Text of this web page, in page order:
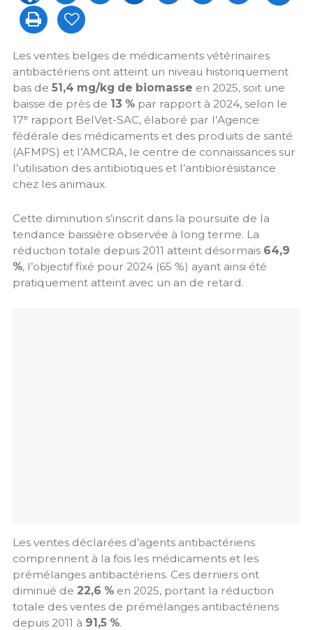
Les ventes belges de médicaments vétérinaires
antibactériens ont atteint un niveau historiquement
bas de 51,4 mg/kg de biomasse en 2025, soit une
baisse de près de 13 % par rapport à 2024, selon le
17e rapport BelVet-SAC, élaboré par l’Agence
fédérale des médicaments et des produits de santé
(AFMPS) et l’AMCRA, le centre de connaissances sur
l’utilisation des antibiotiques et l’antibiorésistance
chez les animaux.
Cette diminution s’inscrit dans la poursuite de la
tendance baissière observée à long terme. La
réduction totale depuis 2011 atteint désormais 64,9
%, l’objectif fixé pour 2024 (65 %) ayant ainsi été
pratiquement atteint avec un an de retard.
Les ventes déclarées d’agents antibactériens
comprennent à la fois les médicaments et les
prémélanges antibactériens. Ces derniers ont
diminué de 22,6 % en 2025, portant la réduction
totale des ventes de prémélanges antibactériens
depuis 2011 à 91,5 %.